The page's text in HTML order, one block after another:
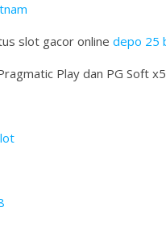
slot gacor online depo 25
Play dan PG Soft